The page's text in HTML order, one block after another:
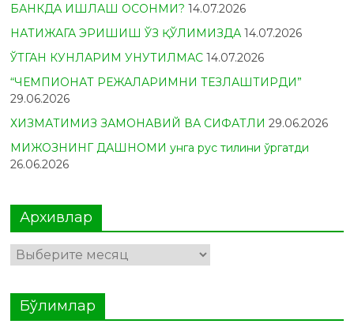
БАНКДА ИШЛАШ ОСОНМИ? 14.07.2026
НАТИЖАГА ЭРИШИШ ЎЗ ҚЎЛИМИЗДА 14.07.2026
ЎТГАН КУНЛАРИМ УНУТИЛМАС 14.07.2026
“ЧЕМПИОНАТ РЕЖАЛАРИМНИ ТЕЗЛАШТИРДИ”
29.06.2026
ХИЗМАТИМИЗ ЗАМОНАВИЙ ВА СИФАТЛИ 29.06.2026
МИЖОЗНИНГ ДАШНОМИ унга рус тилини ўргатди
26.06.2026
Архивлар
Архивлар
Бўлимлар